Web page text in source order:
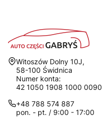
Adres:
Witoszów Dolny 10J,
58-100 Świdnica
Numer konta:
42 1050 1908 1000
+48 788 574 887
pon. - pt. / 9:00 - 17:00